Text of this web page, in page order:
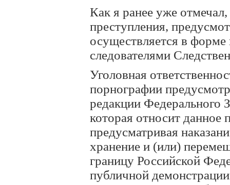
Как я ранее уже
преступления,
осуществляется в форме
следователями
Уголовная
порнографии
редакции Федерального
которая относит данное
предусматривая
хранение и (или)
границу Российской
публичной